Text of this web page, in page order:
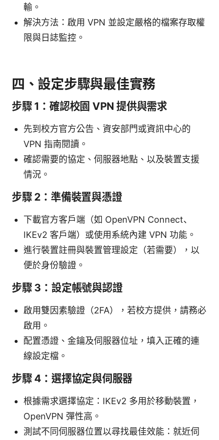
輸。
解決方法：啟用 VPN 並設定嚴格的檔案存取權
限與日誌監控。
四、設定步驟與最佳實務
步驟 1：確認校園 VPN 提供與需求
先到校方官方公告、資安部門或資訊中心的
VPN 指南閱讀。
確認需要的協定、伺服器地點、以及裝置支援
情況。
步驟 2：準備裝置與憑證
下載官方客戶端（如 OpenVPN Connect、
IKEv2 客戶端）或使用系統內建 VPN 功能。
進行裝置註冊與裝置管理設定（若需要），以
便於身份驗證。
步驟 3：設定帳號與認證
啟用雙因素驗證（2FA），若校方提供，請務必
啟用。
配置憑證、金鑰及伺服器位址，填入正確的連
線設定檔。
步驟 4：選擇協定與伺服器
根據需求選擇協定：IKEv2 多用於移動裝置，
OpenVPN 彈性高。
測試不同伺服器位置以尋找最佳效能：就近伺